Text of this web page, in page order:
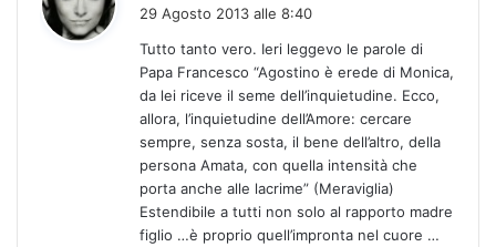
e
t
t
29 Agosto 2013 alle 8:40
Tutto tanto vero. Ieri leggevo le parole di
Papa Francesco “Agostino è erede di Monica,
da lei riceve il seme dell’inquietudine. Ecco,
allora, l’inquietudine dell’Amore: cercare
sempre, senza sosta, il bene dell’altro, della
persona Amata, con quella intensità che
porta anche alle lacrime” (Meraviglia)
Estendibile a tutti non solo al rapporto madre
figlio …è proprio quell’impronta nel cuore …